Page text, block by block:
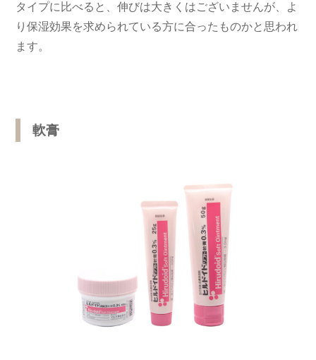
タイプに比べると、伸びは大きくはございませんが、よ
り保湿効果を求められている方に合ったものかと思われ
ます。
軟膏